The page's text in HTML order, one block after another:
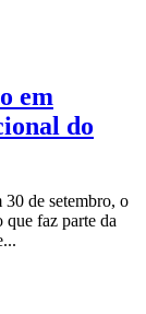
em
do
de setembro, o
que faz parte da